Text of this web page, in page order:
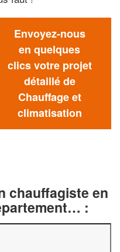
Envoyez-nous
en quelques
clics votre projet
détaillé de
Chauffage et
climatisation
chauffagiste en
: